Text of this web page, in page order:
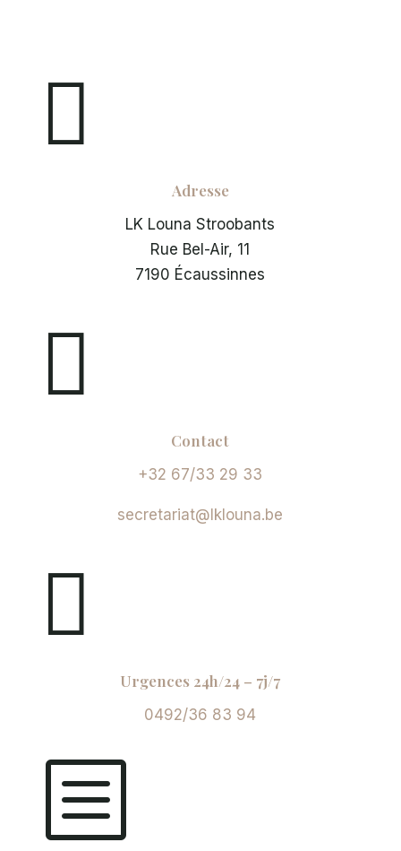

Adresse
LK Louna Stroobants
Rue Bel-Air, 11
7190 Écaussinnes

Contact
+32 67/33 29 33
secretariat@lklouna.be

Urgences 24h/24 – 7j/7
0492/36 83 94
b